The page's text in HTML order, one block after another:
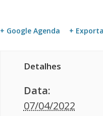
+ Google Agenda +
Detalhes
Data:
07/04/2022